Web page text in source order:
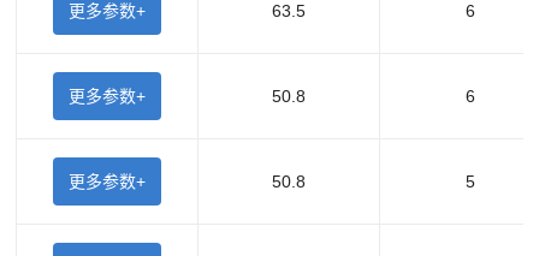
更多参数+ 63.5 6
更多参数+ 50.8 6
更多参数+ 50.8 5